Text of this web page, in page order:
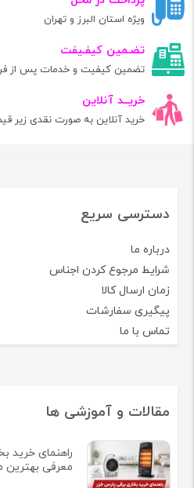
ویژه استان البرز و تهران
تضـمین کیفـیفت
تضمین کیفیت و خدمات پس از
خریــد آنلاین
خرید آنلاین به صورت نقدی زیر
دسترسی سریع
درباره ما
شرایط مرجوع کردن اجناس
زمان ارسال کالا
پیگیری سفارشات
تماس با ما
مقالات و آموزشی ها
راهنمای خرید
معرفی بهترین